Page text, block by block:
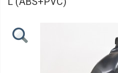
Miglas
lukturu